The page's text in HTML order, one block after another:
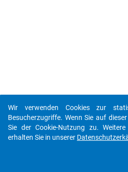
Wir verwenden Cookies zur
Besucherzugriffe. Wenn Sie auf
Sie der Cookie-Nutzung zu.
erhalten Sie in unserer